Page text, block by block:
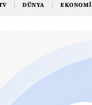
DÜNYA EKONOMI